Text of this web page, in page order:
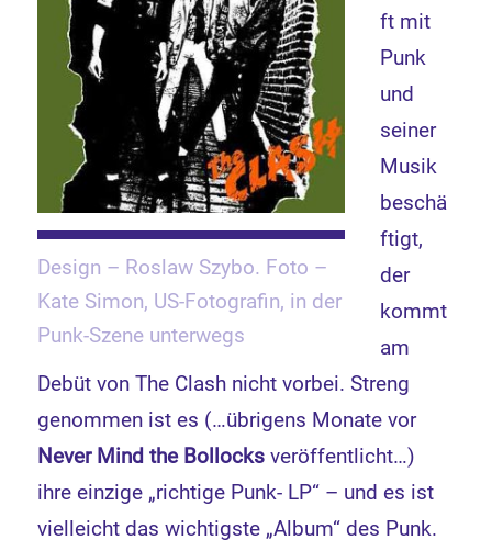
Design – Roslaw Szybo. Foto –
Kate Simon, US-Fotografin, in der
Punk-Szene unterwegs
ft mit
Punk
und
seiner
Musik
beschä
ftigt,
der
kommt
am
Debüt von The Clash nicht vorbei. Streng
genommen ist es (…übrigens Monate vor
Never Mind the Bollocks veröffentlicht…)
ihre einzige „richtige Punk- LP“ – und es ist
vielleicht das wichtigste „Album“ des Punk.